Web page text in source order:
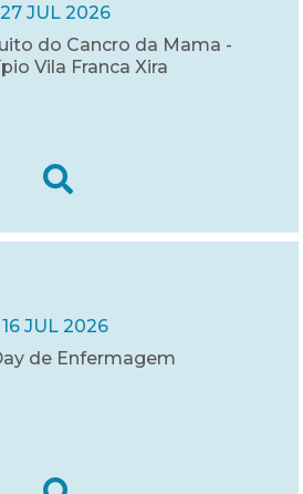
27 JUL 2026
do Cancro da Mama -
Vila Franca Xira
16 JUL 2026
de Enfermagem